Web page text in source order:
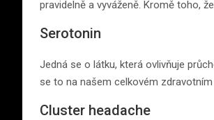
pravidelně a vyváženě. Kromě toho,
Serotonin
Jedná se o látku, která ovlivňuje
se to na našem celkovém
Cluster headache